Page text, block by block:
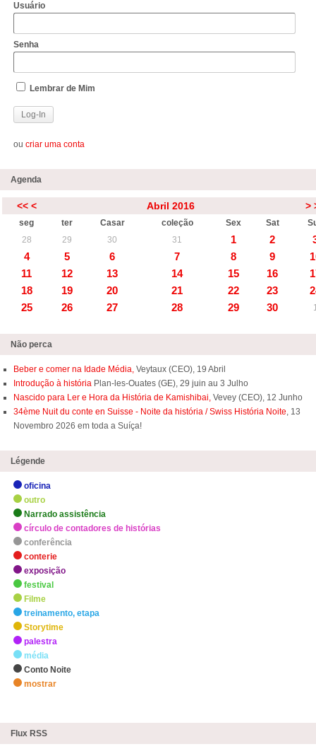
Usuário
Senha
Lembrar de Mim
ou criar uma conta
Agenda
<< < Abril 2016 >
seg ter Casar coleção Sex Sat
28
29 30 31 1 2
4
5 6 7 8 9
11
12 13 14 15 16
18
19 20 21 22 23
25
26 27 28 29 30
Não perca
Beber e comer na Idade Média, Veytaux (CEO), 19 Abril
Introdução à história Plan-les-Ouates (GE), 29 juin au 3 Julho
Nascido para Ler e Hora da História de Kamishibai, Vevey (CEO), 12 Junho
34ème Nuit du conte en Suisse - Noite da história / Swiss História Noite, 13
Novembro 2026 em toda a Suíça!
Légende
oficina
outro
Narrado assistência
círculo de contadores de histórias
conferência
conterie
exposição
festival
Filme
treinamento, etapa
Storytime
palestra
média
Conto Noite
mostrar
Flux RSS